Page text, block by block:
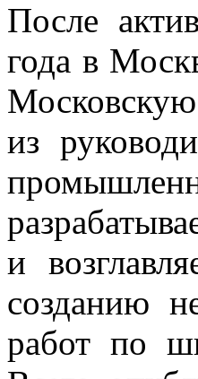
После
года в
из
и
созданию
работ по